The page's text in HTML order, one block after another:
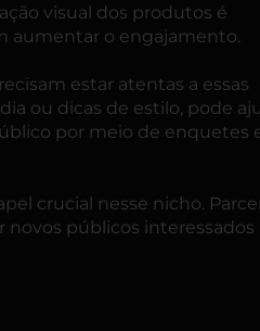
visual dos produtos é
aumentar o engajamento.
estar atentas a essas
ou dicas de estilo, pode
por meio de enquetes
crucial nesse nicho.
novos públicos interessados